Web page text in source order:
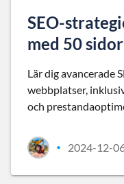
SEO-
med 50 sidor
Lär dig avancerade
webbplatser,
och
• 2024-12-